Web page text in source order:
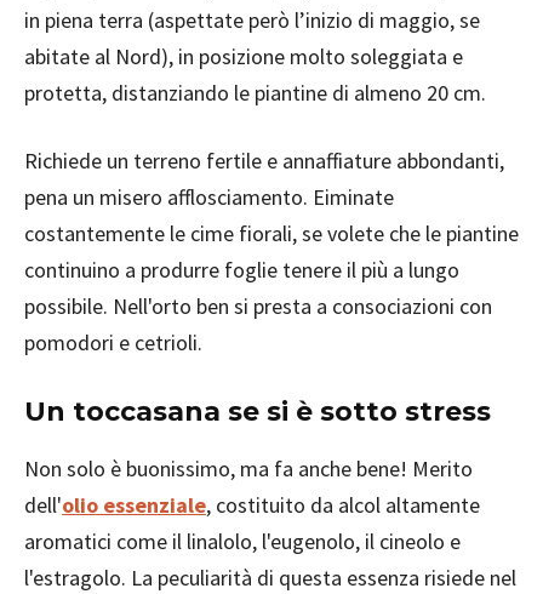
in piena terra (aspettate però l’inizio di maggio, se
abitate al Nord), in posizione molto soleggiata e
protetta, distanziando le piantine di almeno 20 cm.
Richiede un terreno fertile e annaffiature abbondanti,
pena un misero afflosciamento. Eiminate
costantemente le cime fiorali, se volete che le piantine
continuino a produrre foglie tenere il più a lungo
possibile. Nell'orto ben si presta a consociazioni con
pomodori e cetrioli.
Un toccasana se si è sotto stress
Non solo è buonissimo, ma fa anche bene! Merito
dell'olio essenziale, costituito da alcol altamente
aromatici come il linalolo, l'eugenolo, il cineolo e
l'estragolo. La peculiarità di questa essenza risiede nel